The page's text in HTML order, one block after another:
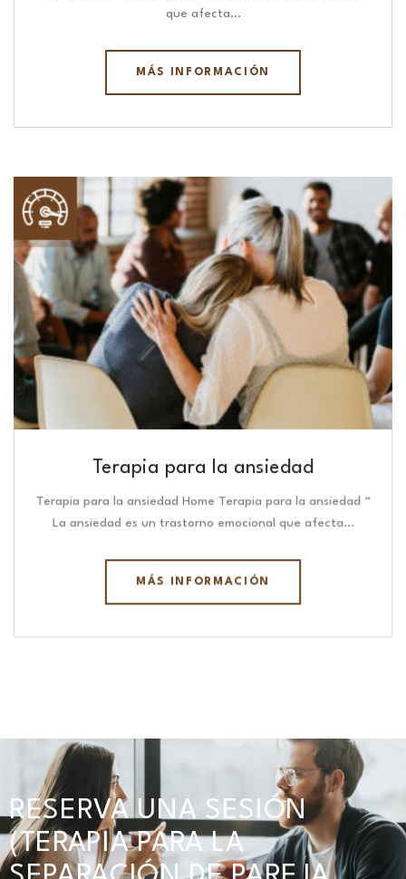
que afecta…
MÁS INFORMACIÓN
Terapia para la ansiedad
Terapia para la ansiedad Home Terapia para la ansiedad “
La ansiedad es un trastorno emocional que afecta…
MÁS INFORMACIÓN
RESERVA UNA SESIÓN
(TERAPIA PARA LA